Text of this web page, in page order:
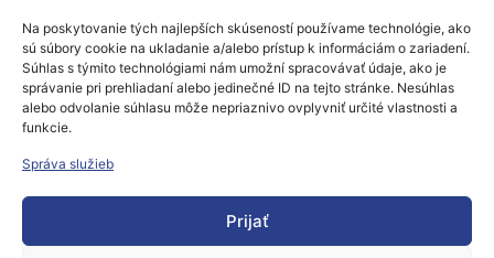
Na poskytovanie tých najlepších skúseností používame technológie, ako
sú súbory cookie na ukladanie a/alebo prístup k informáciám o zariadení.
Súhlas s týmito technológiami nám umožní spracovávať údaje, ako je
správanie pri prehliadaní alebo jedinečné ID na tejto stránke. Nesúhlas
alebo odvolanie súhlasu môže nepriaznivo ovplyvniť určité vlastnosti a
funkcie.
Správa služieb
Prijať
Slovensko bude zastupovať spoločnosťNitroterra
Technology, ktorá predstavuje revolúciu v používaní
organických hnojív v poľnohospodárstve.
Viac informácií o webinári a registrácia
Zdroj: Slovenské veľvyslanectvo v USA;
https://www.eventbrite.co.uk, zverejnené: 30. 11. 2021,